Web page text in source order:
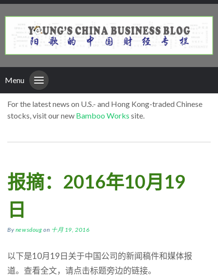
Menu
For the latest news on U.S.- and Hong Kong-traded Chinese
stocks, visit our new Bamboo Works site.
报摘：2016年10月19
日
By newsdoug on 十月 19, 2016
以下是10月19日关于中国公司的新闻稿件和媒体报
道。查看全文，请点击标题旁边的链接。